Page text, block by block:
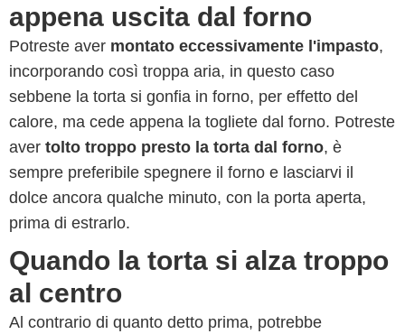
appena uscita dal forno
Potreste aver montato eccessivamente l'impasto,
incorporando così troppa aria, in questo caso
sebbene la torta si gonfia in forno, per effetto del
calore, ma cede appena la togliete dal forno. Potreste
aver tolto troppo presto la torta dal forno, è
sempre preferibile spegnere il forno e lasciarvi il
dolce ancora qualche minuto, con la porta aperta,
prima di estrarlo.
Quando la torta si alza troppo
al centro
Al contrario di quanto detto prima, potrebbe